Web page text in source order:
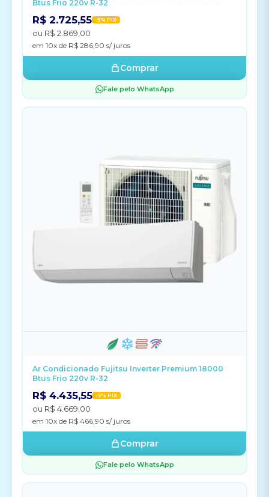
Btus Frio 220v R-32
R$ 2.725,55 -5% PIX
ou R$ 2.869,00
em 10x de R$ 286,90 s/ juros
Comprar
Fale pelo WhatsApp
Ar Condicionado Fujitsu Inverter Premium 18000
Btus Frio 220v R-32
R$ 4.435,55 -5% PIX
ou R$ 4.669,00
em 10x de R$ 466,90 s/ juros
Comprar
Fale pelo WhatsApp